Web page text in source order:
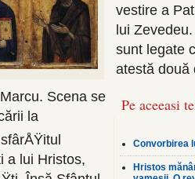
Pe aceeasi
Convorbirea
Hristos
vestire a
lui
sunt legate
atestă două
Scena se
la
a lui Hristos,